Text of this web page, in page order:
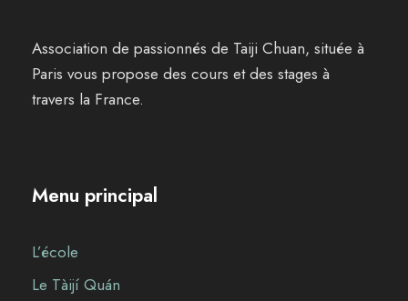
Association de passionnés de Taiji Chuan, située à
Paris vous propose des cours et des stages à
travers la France.
Menu principal
L’école
Le Tàijí Quán